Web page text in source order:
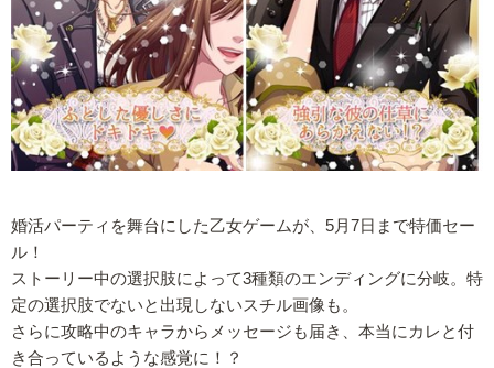
婚活パーティを舞台にした乙女ゲームが、5月7日まで特価セー
ル！
ストーリー中の選択肢によって3種類のエンディングに分岐。特
定の選択肢でないと出現しないスチル画像も。
さらに攻略中のキャラからメッセージも届き、本当にカレと付
き合っているような感覚に！？